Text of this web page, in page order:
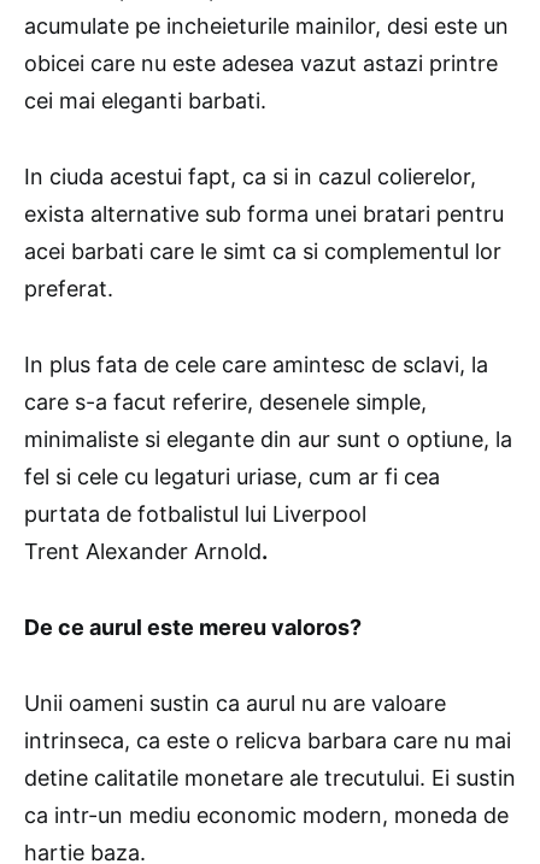
acumulate pe incheieturile mainilor, desi este un
obicei care nu este adesea vazut astazi printre
cei mai eleganti barbati.
In ciuda acestui fapt, ca si in cazul colierelor,
exista alternative sub forma unei bratari pentru
acei barbati care le simt ca si complementul lor
preferat.
In plus fata de cele care amintesc de sclavi, la
care s-a facut referire, desenele simple,
minimaliste si elegante din aur sunt o optiune, la
fel si cele cu legaturi uriase, cum ar fi cea
purtata de fotbalistul lui Liverpool
Trent Alexander Arnold.
De ce aurul este mereu valoros?
Unii oameni sustin ca aurul nu are valoare
intrinseca, ca este o relicva barbara care nu mai
detine calitatile monetare ale trecutului. Ei sustin
ca intr-un mediu economic modern, moneda de
hartie baza.